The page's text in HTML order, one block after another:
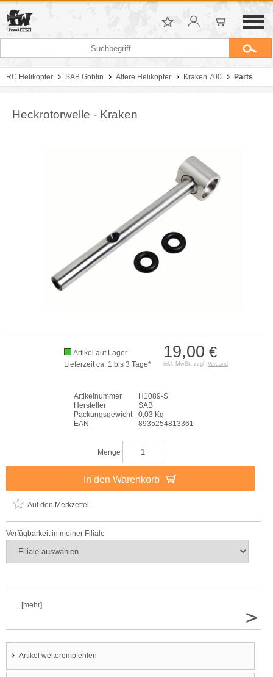
RC Helikopter SAB Goblin Ältere Helikopter Kraken 700 Parts
Heckrotorwelle - Kraken
19,00 €
inkl. MwSt. zzgl. Versand
Artikel auf Lager
Lieferzeit ca. 1 bis 3 Tage*
Artikelnummer
H1089-S
Hersteller
SAB
Packungsgewicht
0,03 Kg
EAN
8935254813361
Menge
In den Warenkorb
Auf den Merkzettel
Verfügbarkeit in meiner Filiale
... [mehr]
>
Artikel weiterempfehlen